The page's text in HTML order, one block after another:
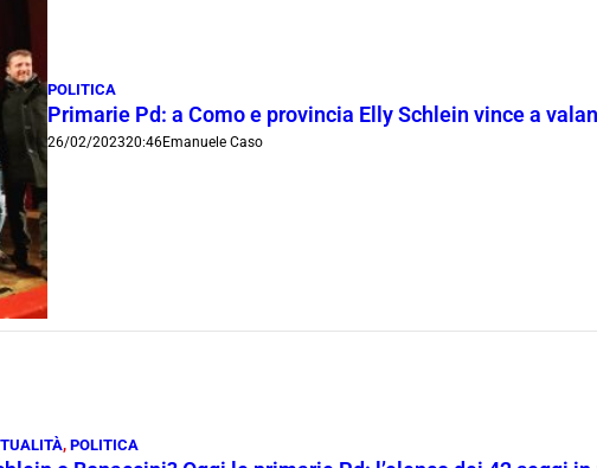
POLITICA
Primarie Pd: a Como e provincia Elly Schlein vince a
26/02/202320:46Emanuele Caso
, POLITICA